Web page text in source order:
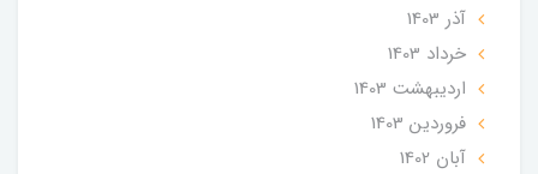
آذر 1403
خرداد 1403
ارديبهشت 1403
فروردین 1403
آبان 1402